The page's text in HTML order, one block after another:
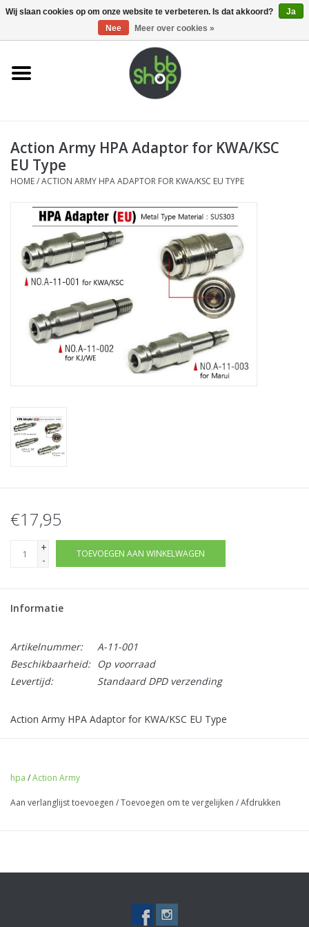
0 Artikelen - €0,00
Home
Supplies
Airsoft guns
Magazines
UPGRADE PARTS
Tactical Equipment
Merken
Action Army HPA Adaptor for KWA/KSC
EU Type
HOME/ACTION ARMY HPA ADAPTOR FOR KWA/KSC EU TYPE
€17,95
+
-
TOEVOEGEN AAN WINKELWAGEN
Informatie
Artikelnummer:
A-11-001
Beschikbaarheid:
Op voorraad
Levertijd:
Standaard DPD verzending
Action Army HPA Adaptor for KWA/KSC EU Type
hpa /Action Army
Aan verlanglijst toevoegen /Toevoegen om te vergelijken /Afdrukken
Wij slaan cookies op om onze website te verbeteren. Is dat akkoord?
Ja
Nee
Meer over cookies »